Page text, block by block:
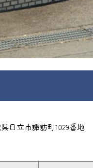
日立市諏訪町1029番地